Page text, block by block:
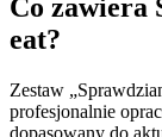
Co zawiera
eat?
Zestaw
profesjonalnie
dopasowany do